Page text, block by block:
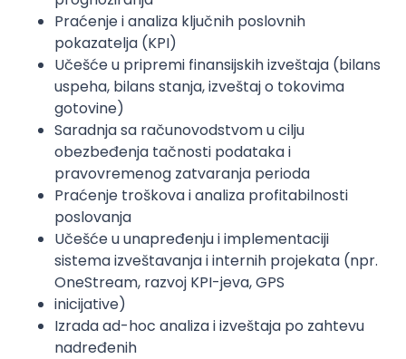
Praćenje i analiza ključnih poslovnih
pokazatelja (KPI)
Učešće u pripremi finansijskih izveštaja (bilans
uspeha, bilans stanja, izveštaj o tokovima
gotovine)
Saradnja sa računovodstvom u cilju
obezbeđenja tačnosti podataka i
pravovremenog zatvaranja perioda
Praćenje troškova i analiza profitabilnosti
poslovanja
Učešće u unapređenju i implementaciji
sistema izveštavanja i internih projekata (npr.
OneStream, razvoj KPI-jeva, GPS
inicijative)
Izrada ad-hoc analiza i izveštaja po zahtevu
nadređenih